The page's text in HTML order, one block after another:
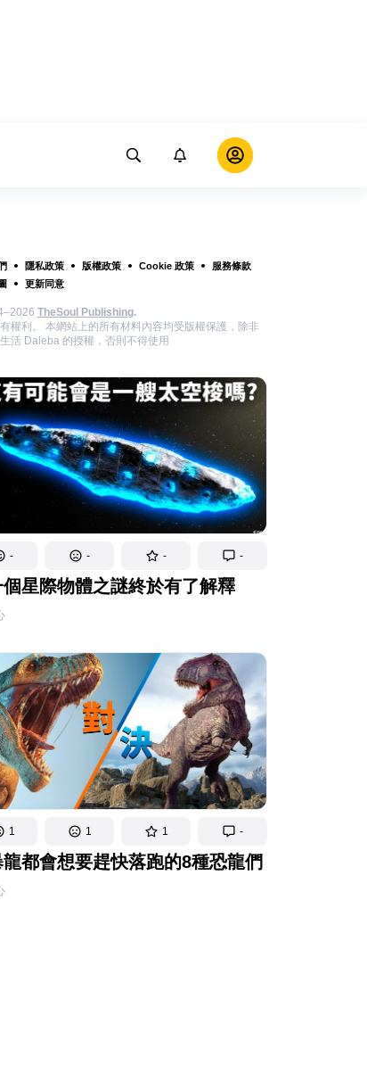
隱私政策 版權政策 Cookie 政策
服務條款
更新同意
TheSoul Publishing.
權利。 本網站上的所有材料內容均受版權保護，除非
活 Daleba 的授權，否則不得使用
- - - -
星際物體之謎終於有了解釋
1 1 1 -
都會想要趕快落跑的8種恐龍們